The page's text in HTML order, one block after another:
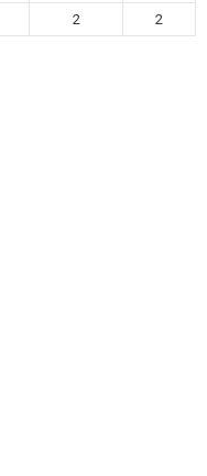
2 2